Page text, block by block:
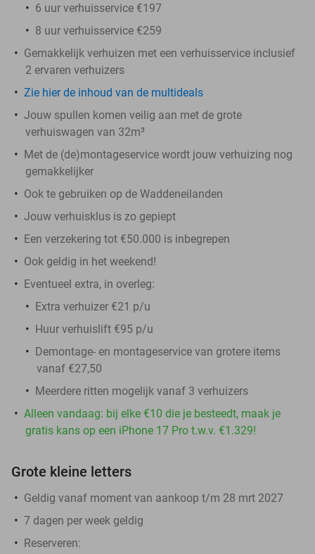
6 uur verhuisservice €197
8 uur verhuisservice €259
Gemakkelijk verhuizen met een verhuisservice inclusief
2 ervaren verhuizers
Zie hier de inhoud van de multideals
Jouw spullen komen veilig aan met de grote
verhuiswagen van 32m³
Met de (de)montageservice wordt jouw verhuizing nog
gemakkelijker
Ook te gebruiken op de Waddeneilanden
Jouw verhuisklus is zo gepiept
Een verzekering tot €50.000 is inbegrepen
Ook geldig in het weekend!
Eventueel extra, in overleg:
Extra verhuizer €21 p/u
Huur verhuislift €95 p/u
Demontage- en montageservice van grotere items
vanaf €27,50
Meerdere ritten mogelijk vanaf 3 verhuizers
Alleen vandaag: bij elke €10 die je besteedt, maak je
gratis kans op een iPhone 17 Pro t.w.v. €1.329!
Grote kleine letters
Geldig vanaf moment van aankoop t/m 28 mrt 2027
7 dagen per week geldig
Reserveren: